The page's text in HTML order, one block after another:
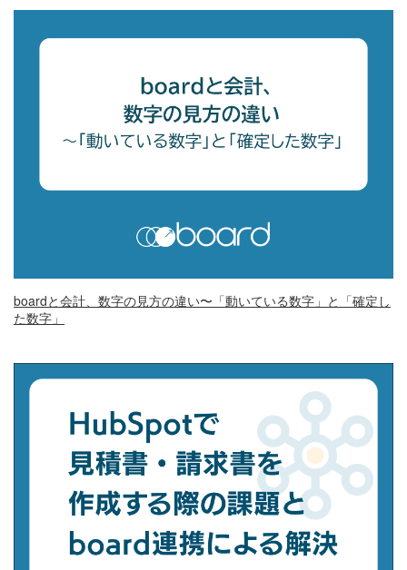
boardと会計、数字の見方の違い〜「動いている数字」と「確定し
た数字」